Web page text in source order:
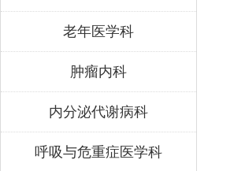
老年医学科
肿瘤内科
内分泌代谢病科
呼吸与危重症医学科